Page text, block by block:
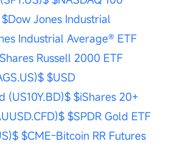
$Dow Jones Industrial
Industrial Average® ETF
Russell 2000 ETF
$USD
(US10Y.BD)$ $iShares 20+
$SPDR Gold ETF
$CME-Bitcoin RR Futures